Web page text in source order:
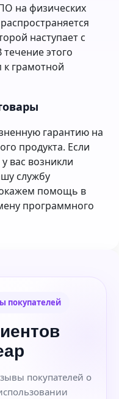
на физических
наступает с
этого
к грамотной
гарантию на
продукта. Если
вас возникли
службу
помощь в
программного
покупателей
покупателей о